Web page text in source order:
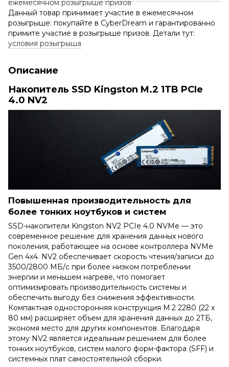
Данный товар принимает участие в ежемесячном
розыгрыше: покупайте в CyberDream и гарантированно
примите участие в розыгрыше призов. Детали тут:
условия розыгрыша
Описание
Накопитель SSD Kingston M.2 1TB PCIe
4.0 NV2
Повышенная производительность для
более тонких ноутбуков и систем
SSD-накопители Kingston NV2 PCIe 4.0 NVMe — это
современное решение для хранения данных нового
поколения, работающее на основе контроллера NVMe
Gen 4x4. NV2 обеспечивает скорость чтения/записи до
3500/2800 МБ/с при более низком потреблении
энергии и меньшем нагреве, что помогает
оптимизировать производительность системы и
обеспечить выгоду без снижения эффективности.
Компактная односторонняя конструкция M.2 2280 (22 x
80 мм) расширяет объем для хранения данных до 2ТБ,
экономя место для других компонентов. Благодаря
этому NV2 является идеальным решением для более
тонких ноутбуков, систем малого форм-фактора (SFF) и
системных плат самостоятельной сборки.